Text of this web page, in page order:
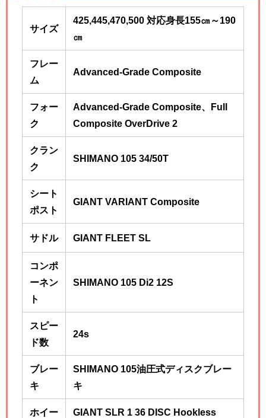
サイズ
425,445,470,500 対応身長155㎝～190
㎝
フレー
ム
Advanced-Grade Composite
フォー
ク
Advanced-Grade Composite、Full
Composite OverDrive 2
クラン
ク
SHIMANO 105 34/50T
シート
ポスト
GIANT VARIANT Composite
サドル GIANT FLEET SL
コンポ
ーネン
ト
SHIMANO 105 Di2 12S
スピー
ド数
24s
ブレー
キ
SHIMANO 105油圧式ディスクブレー
キ
ホイー
GIANT SLR 1 36 DISC Hookless